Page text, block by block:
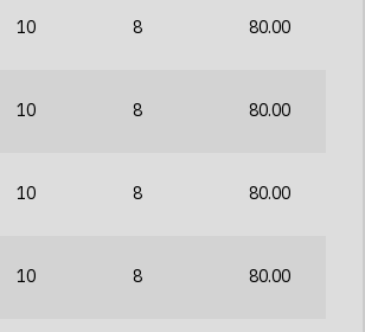
10 8 80.00
10 8 80.00
10 8 80.00
10 8 80.00